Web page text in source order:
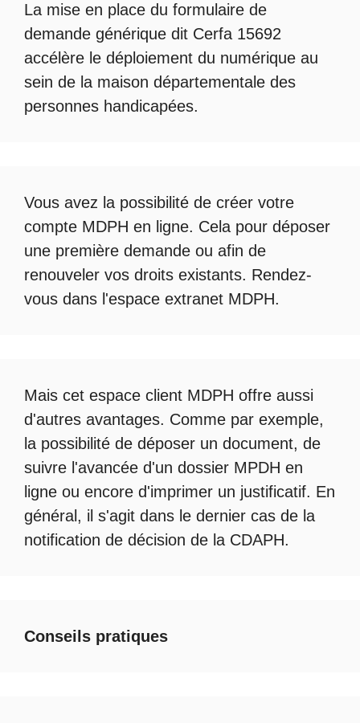
La mise en place du formulaire de
demande générique dit Cerfa 15692
accélère le déploiement du numérique au
sein de la maison départementale des
personnes handicapées.
Vous avez la possibilité de créer votre
compte MDPH en ligne. Cela pour déposer
une première demande ou afin de
renouveler vos droits existants. Rendez-
vous dans l'espace extranet MDPH.
Mais cet espace client MDPH offre aussi
d'autres avantages. Comme par exemple,
la possibilité de déposer un document, de
suivre l'avancée d'un dossier MPDH en
ligne ou encore d'imprimer un justificatif. En
général, il s'agit dans le dernier cas de la
notification de décision de la CDAPH.
Conseils pratiques